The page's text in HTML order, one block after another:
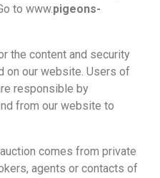
to www.pigeons-
the content and security
on our website. Users of
responsible by
from our website to
comes from private
agents or contacts of